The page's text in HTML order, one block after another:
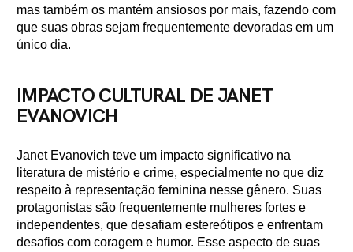
mas também os mantém ansiosos por mais, fazendo com
que suas obras sejam frequentemente devoradas em um
único dia.
IMPACTO CULTURAL DE JANET
EVANOVICH
Janet Evanovich teve um impacto significativo na
literatura de mistério e crime, especialmente no que diz
respeito à representação feminina nesse gênero. Suas
protagonistas são frequentemente mulheres fortes e
independentes, que desafiam estereótipos e enfrentam
desafios com coragem e humor. Esse aspecto de suas